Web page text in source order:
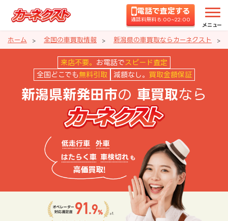
電話で査定する
通話料無料 8:00~22:00
メニュー
ホーム 全国の車買取情報 新潟県の車買取ならカーネクスト
新潟県新発田市の車買取ならカ
来店不要。 お電話で スピード査定
全国どこでも 無料引取 減額なし。 買取金額保証
新潟県新発田市の 車買取なら